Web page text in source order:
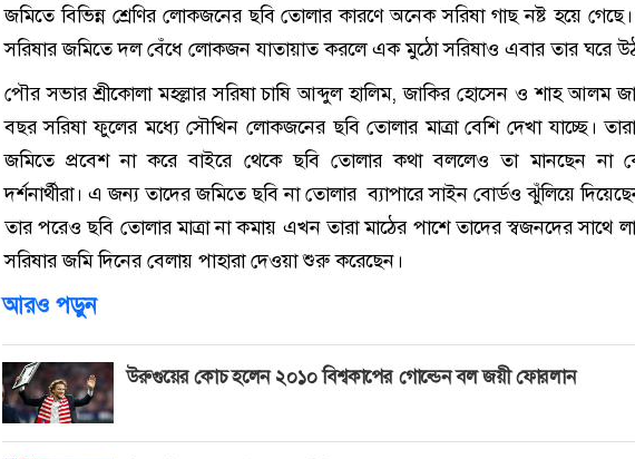
জমিতে বিভিন্ন শ্রেণির লোকজনের ছবি তোলার কারণে অনেক সরিষা গাছ নষ্ট হয়ে
সরিষার জমিতে দল বেঁধে লোকজন যাতায়াত করলে এক মুঠো সরিষাও এবার তার ঘরে
পৌর সভার শ্রীকোলা মহল্লার সরিষা চাষি আব্দুল হালিম, জাকির হোসেন ও শাহ আলম
বছর সরিষা ফুলের মধ্যে সৌখিন লোকজনের ছবি তোলার মাত্রা বেশি দেখা যাচ্ছে।
জমিতে প্রবেশ না করে বাইরে থেকে ছবি তোলার কথা বললেও তা মানছেন না
দর্শনার্থীরা। এ জন্য তাদের জমিতে ছবি না তোলার ব্যাপারে সাইন বোর্ডও ঝুঁলিয়ে
তার পরেও ছবি তোলার মাত্রা না কমায় এখন তারা মাঠের পাশে তাদের স্বজনদের সাথে
সরিষার জমি দিনের বেলায় পাহারা দেওয়া শুরু করেছেন।
আরও পড়ুন
উরুগুয়ের কোচ হলেন ২০১০ বিশ্বকাপের গোল্ডেন বল জয়ী ফোরলান